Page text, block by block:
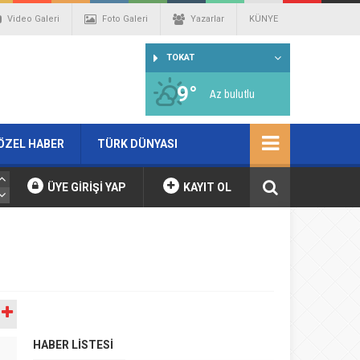
Video Galeri Foto Galeri Yazarlar KÜNYE
TOKAT
9° Az bulutlu
HABER TÜRK DÜNYASI
ÜYE GİRİŞİ YAP KAYIT OL
HABER LİSTESİ